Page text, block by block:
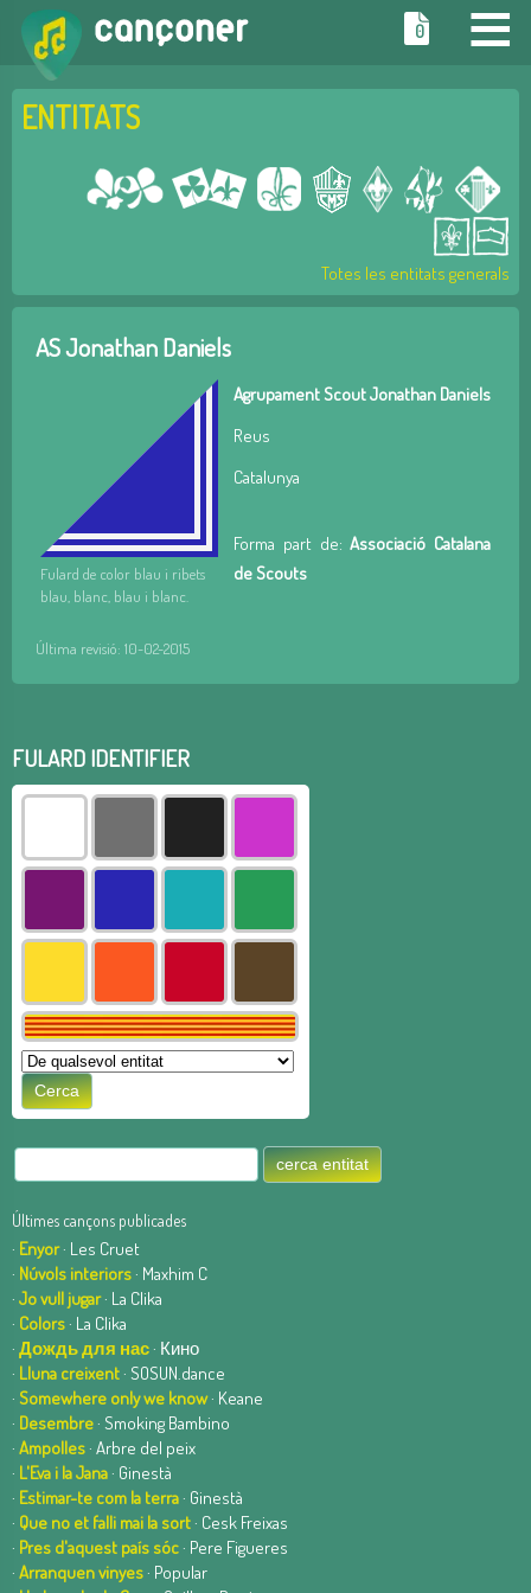
≡
0
ENTITATS
Totes les entitats generals
AS Jonathan Daniels
Fulard de color blau i ribets
blau, blanc, blau i blanc.
Agrupament Scout Jonathan Daniels
Reus
Catalunya
Forma part de:Associació Catalana
de Scouts
Última revisió: 10-02-2015
FULARD IDENTIFIER
Últimes cançons publicades
· Enyor· Les Cruet
· Núvols interiors· Maxhim C
· Jo vull jugar· La Clika
· Colors· La Clika
· Дождь для нас· Кино
· Lluna creixent· SOSUN.dance
· Somewhere only we know· Keane
· Desembre· Smoking Bambino
· Ampolles· Arbre del peix
· L'Eva i la Jana· Ginestà
· Estimar-te com la terra· Ginestà
· Que no et falli mai la sort· Cesk Freixas
· Pres d'aquest país sóc· Pere Figueres
· Arranquen vinyes· Popular